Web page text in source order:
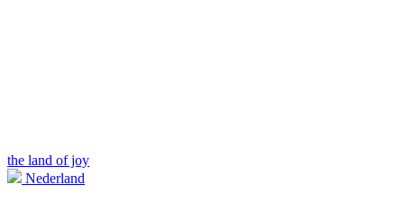
the land of joy
Nederland